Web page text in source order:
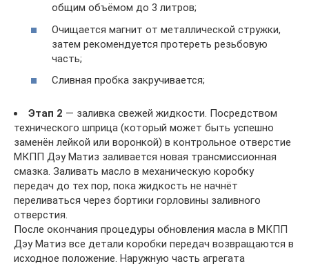
общим объёмом до 3 литров;
Очищается магнит от металлической стружки,
затем рекомендуется протереть резьбовую
часть;
Сливная пробка закручивается;
Этап 2 — заливка свежей жидкости. Посредством
технического шприца (который может быть успешно
заменён лейкой или воронкой) в контрольное отверстие
МКПП Дэу Матиз заливается новая трансмиссионная
смазка. Заливать масло в механическую коробку
передач до тех пор, пока жидкость не начнёт
переливаться через бортики горловины заливного
отверстия.
После окончания процедуры обновления масла в МКПП
Дэу Матиз все детали коробки передач возвращаются в
исходное положение. Наружную часть агрегата